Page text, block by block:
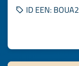
ID EEN: